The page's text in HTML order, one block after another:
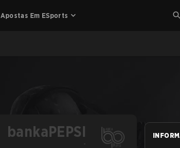
Apostas Em ESports
bankaPEPSI
-